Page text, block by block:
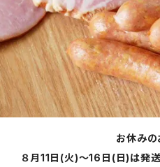
お休みの
８月11日(火)～16日(日)は発送